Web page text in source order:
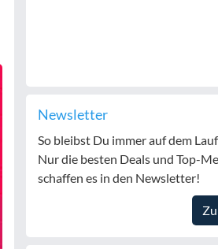
Newsletter
So bleibst Du immer auf dem
Nur die besten Deals und Top-
schaffen es in den Newsletter!